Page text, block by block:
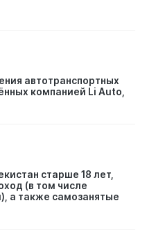
автотранспортных
компанией Li Auto,
старше 18 лет,
(в том числе
а также самозанятые